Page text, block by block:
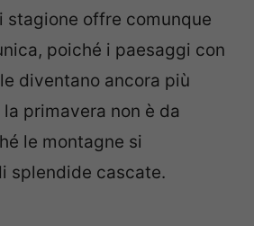
stagione offre comunque
poiché i paesaggi con
diventano ancora più
primavera non è da
le montagne si
splendide cascate.